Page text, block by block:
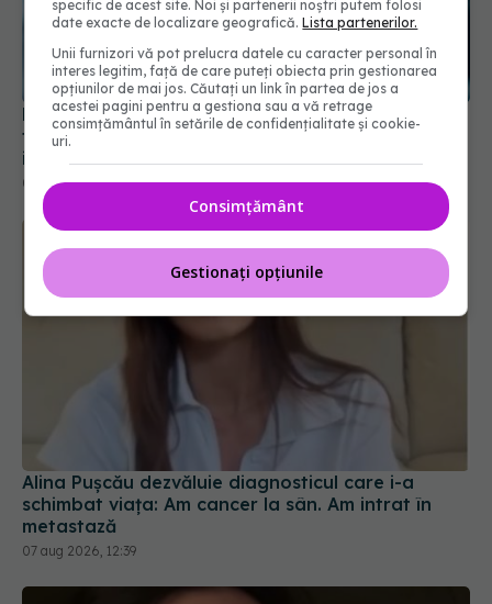
Pacienții ar putea avea acces mai rapid la
tratamente. UNIFARM anunță un parteneriat
important
04 aug 2026, 12:30
Alina Pușcău dezvăluie diagnosticul care i-a
schimbat viața: Am cancer la sân. Am intrat în
metastază
07 aug 2026, 12:39
specific de acest site. Noi și partenerii noștri putem folosi
date exacte de localizare geografică.Lista partenerilor.
Unii furnizori vă pot prelucra datele cu caracter personal în
interes legitim, față de care puteți obiecta prin gestionarea
opțiunilor de mai jos. Căutați un link în partea de jos a
acestei pagini pentru a gestiona sau a vă retrage
consimțământul în setările de confidențialitate și cookie-
uri.
Consimțământ
Gestionați opțiunile